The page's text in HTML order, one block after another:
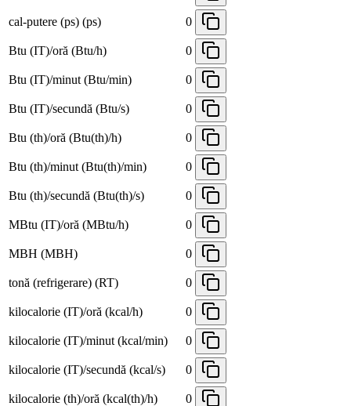
cal-putere (ps) (ps) 0
Btu (IT)/oră (Btu/h) 0
Btu (IT)/minut (Btu/min) 0
Btu (IT)/secundă (Btu/s) 0
Btu (th)/oră (Btu(th)/h) 0
Btu (th)/minut (Btu(th)/min) 0
Btu (th)/secundă (Btu(th)/s) 0
MBtu (IT)/oră (MBtu/h) 0
MBH (MBH) 0
tonă (refrigerare) (RT) 0
kilocalorie (IT)/oră (kcal/h) 0
kilocalorie (IT)/minut (kcal/min) 0
kilocalorie (IT)/secundă (kcal/s) 0
kilocalorie (th)/oră (kcal(th)/h) 0